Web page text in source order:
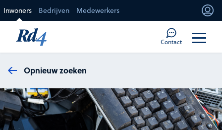
Inwoners Bedrijven Medewerkers
Contact
Opnieuw zoeken